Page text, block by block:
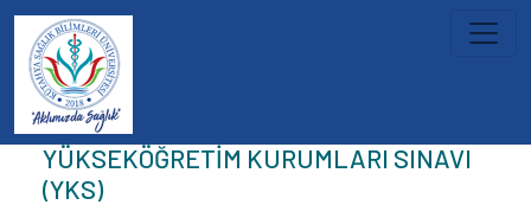
İçeriğe atla
Haberler
YÜKSEKÖĞRETİM KURUMLARI SINAVI
(YKS)